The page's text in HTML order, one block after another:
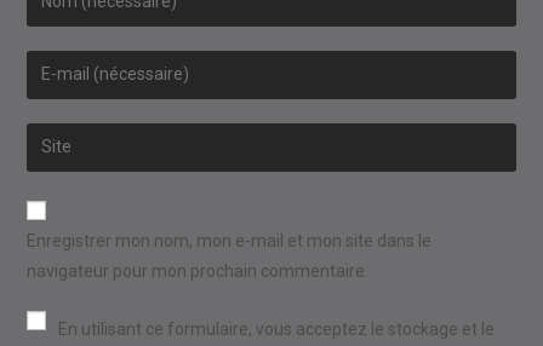
your
name
comment
Enter
your
email
address
comment
Saisir
l’URL
de
Enregistrer mon nom, mon e-mail et mon site dans le
navigateur pour mon prochain commentaire.
En utilisant ce formulaire, vous acceptez le stockage et le